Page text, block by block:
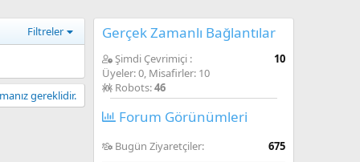
Filtreler
gereklidir.
Gerçek Zamanlı Bağlantılar
Şimdi Çevrimiçi
10
Üyeler: 0, Misafirler: 10
Robots:46
Forum Görünümleri
Bugün Ziyaretçiler 675